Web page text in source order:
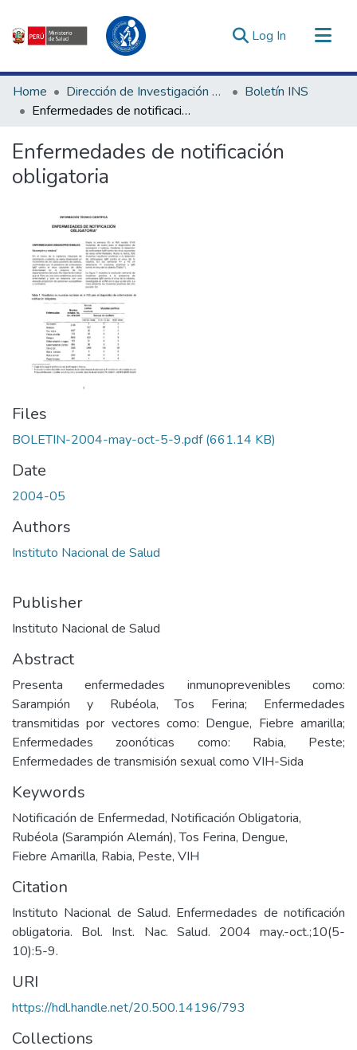
Log In (current)
Communities & Collections
All of DSpace
Estadísticas Externas
Enlaces de interés ▾
Home Dirección de Investigación e Innovación en Salud
Boletín INS
Enfermedades de notificación obligatoria
Enfermedades de notificación
obligatoria
Files
BOLETIN-2004-may-oct-5-9.pdf(661.14 KB)
Date
2004-05
Authors
Instituto Nacional de Salud
Publisher
Instituto Nacional de Salud
Abstract
Presenta enfermedades inmunoprevenibles como:
Sarampión y Rubéola, Tos Ferina; Enfermedades
transmitidas por vectores como: Dengue, Fiebre amarilla;
Enfermedades zoonóticas como: Rabia, Peste;
Enfermedades de transmisión sexual como VIH-Sida
Keywords
Notificación de Enfermedad, Notificación Obligatoria,
Rubéola (Sarampión Alemán),Tos Ferina, Dengue,
Fiebre Amarilla, Rabia, Peste, VIH
Citation
Instituto Nacional de Salud. Enfermedades de notificación
obligatoria. Bol. Inst. Nac. Salud. 2004 may.-oct.;10(5-
10):5-9.
URI
https://hdl.handle.net/20.500.14196/793
Collections